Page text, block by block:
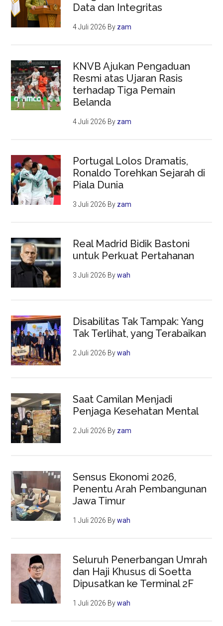
Data dan Integritas
4 Juli 2026 By zam
KNVB Ajukan Pengaduan
Resmi atas Ujaran Rasis
terhadap Tiga Pemain
Belanda
4 Juli 2026 By zam
Portugal Lolos Dramatis,
Ronaldo Torehkan Sejarah di
Piala Dunia
3 Juli 2026 By zam
Real Madrid Bidik Bastoni
untuk Perkuat Pertahanan
3 Juli 2026 Bywah
Disabilitas Tak Tampak: Yang
Tak Terlihat, yang Terabaikan
2 Juli 2026 Bywah
Saat Camilan Menjadi
Penjaga Kesehatan Mental
2 Juli 2026 By zam
Sensus Ekonomi 2026,
Penentu Arah Pembangunan
Jawa Timur
1 Juli 2026 Bywah
Seluruh Penerbangan Umrah
dan Haji Khusus di Soetta
Dipusatkan ke Terminal 2F
1 Juli 2026 Bywah